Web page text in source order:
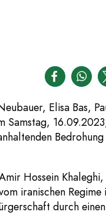
Elisa Bas,
Samstag,
Hossein
iranischen
durch